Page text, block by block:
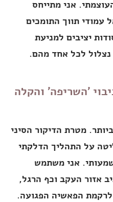
אני מתייחס
עמודי תווך התומכים
יציבים למניעת
נצלול לכל אחד מהם.
'השריפה' והקלה
מטרת הדיקור הסיני
על התהליך הדלקתי
אני משתמש
אזור העקב וכף הרגל,
הפאשיה הפגועה.